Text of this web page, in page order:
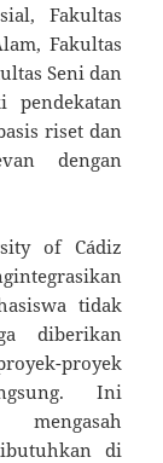
Fakultas
Fakultas
Seni dan
pendekatan
riset dan
dengan
of Cádiz
tidak
diberikan
proyek
Ini
di